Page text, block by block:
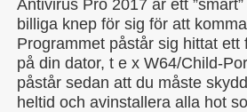
Antivirus Pro 2017 är ett
billiga knep för sig för att
Programmet påstår sig hittat ett
på din dator, t e x W64/Child-
påstår sedan att du måste
heltid och avinstallera alla hot